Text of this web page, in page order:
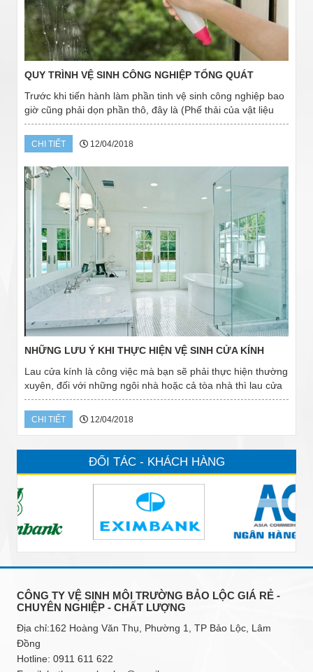
QUY TRÌNH VỆ SINH CÔNG NGHIỆP TỔNG QUÁT
Trước khi tiến hành làm phần tinh vệ sinh công nghiệp bao
giờ cũng phải dọn phần thô, đây là (Phế thải của vật liệu
Xây Dựng) sau khi họ đã rút khỏi công trình. Các vật liệu
này được quét, gom gọn cho...
CHI TIẾT 12/04/2018
NHỮNG LƯU Ý KHI THỰC HIỆN VỆ SINH CỬA KÍNH
Lau cửa kính là công việc mà bạn sẽ phải thực hiện thường
xuyên, đối với những ngôi nhà hoặc cả tòa nhà thì lau cửa
kính là công việc vất vả, bạn phải có kinh nghiệm thực hiện
chính chu thì mới có...
CHI TIẾT 12/04/2018
ĐỐI TÁC - KHÁCH HÀNG
CÔNG TY VỆ SINH MÔI TRƯỜNG BẢO LỘC GIÁ RẺ -
CHUYÊN NGHIỆP - CHẤT LƯỢNG
Địa chỉ:162 Hoàng Văn Thụ, Phường 1, TP Bảo Lộc, Lâm
Đồng
Hotline: 0911 611 622